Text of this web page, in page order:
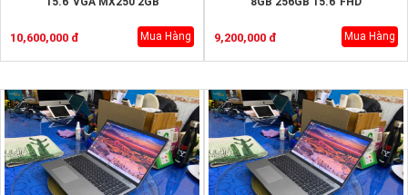
10,600,000 đ Mua Hàng 9,200,000 đ Mua Hàng